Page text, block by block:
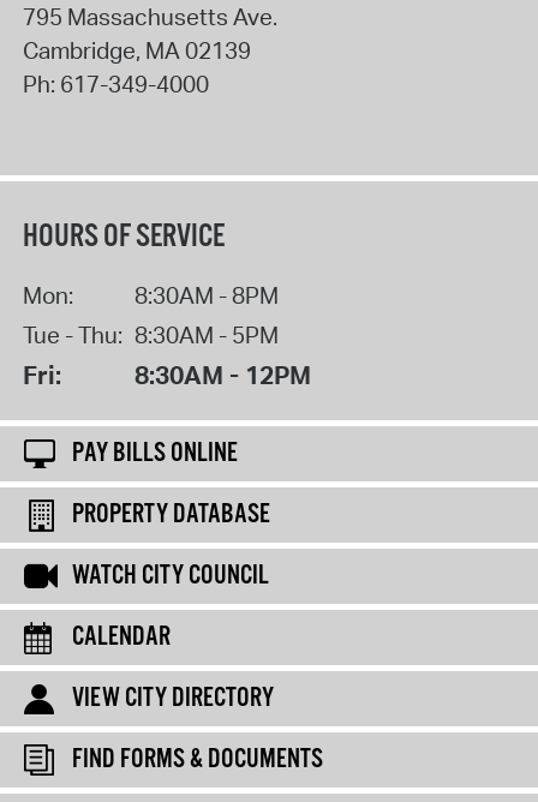
795 Massachusetts Ave.
Cambridge, MA02139
Ph: 617-349-4000
HOURS OF SERVICE
Mon:
8:30AM - 8PM
Tue - Thu: 8:30AM - 5PM
Fri: 8:30AM - 12PM
PAY BILLS ONLINE
PROPERTY DATABASE
WATCH CITY COUNCIL
CALENDAR
VIEW CITY DIRECTORY
FIND FORMS & DOCUMENTS